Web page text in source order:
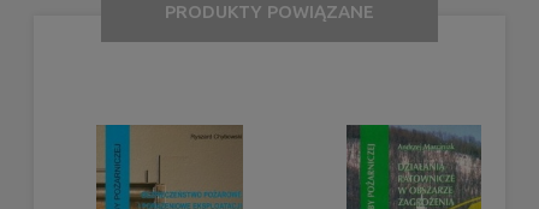
PRODUKTY POWIĄZANE